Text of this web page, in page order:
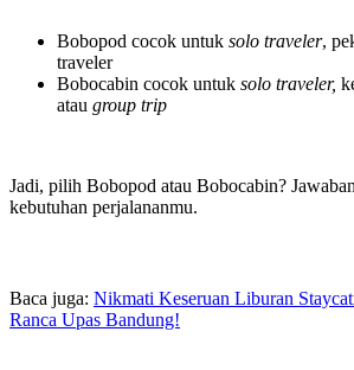
Bobopod cocok untuk solo traveler,
traveler
Bobocabin cocok untuk solo traveler,
atau group trip
Jadi, pilih Bobopod atau Bobocabin?
kebutuhan perjalananmu.
Baca juga: Nikmati Keseruan Liburan
Ranca Upas Bandung!